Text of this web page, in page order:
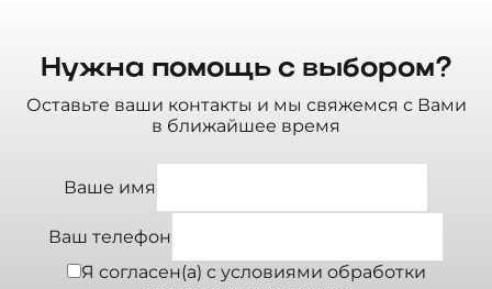
Нужна помощь с выбором?
Оставьте ваши контакты и мы свяжемся с Вами
в ближайшее время
Ваше имя
Ваш телефон
Я согласен(а) с условиями обработки